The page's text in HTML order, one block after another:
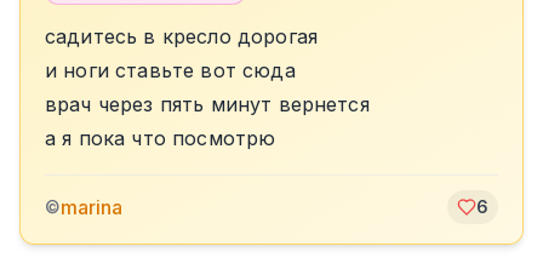
садитесь в кресло дорогая
и ноги ставьте вот сюда
врач через пять минут вернется
а я пока что посмотрю
©marina 6